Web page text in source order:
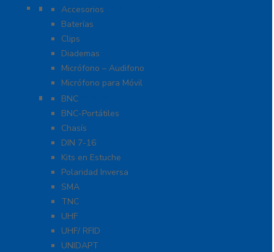
Accesorios Para Motorola
Accesorios
Baterías
Clips
Diademas
Micrófono – Audifono
Micrófono para Móvil
Adaptadores
BNC
BNC-Portátiles
Chasís
DIN 7-16
Kits en Estuche
Polaridad Inversa
SMA
TNC
UHF
UHF/ RFID
UNIDAPT